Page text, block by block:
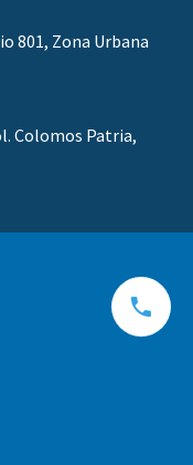
801, Zona Urbana
Colomos Patria,